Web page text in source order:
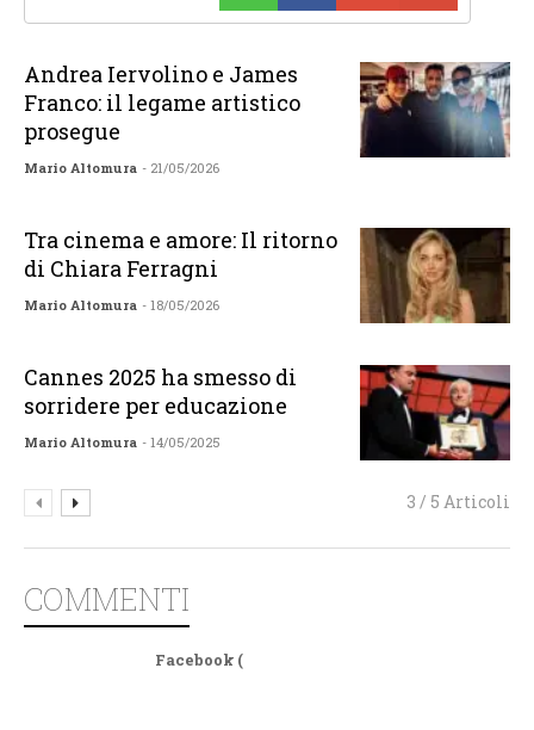
Andrea Iervolino e James
Franco: il legame artistico
prosegue
Mario Altomura - 21/05/2026
Tra cinema e amore: Il ritorno
di Chiara Ferragni
Mario Altomura - 18/05/2026
Cannes 2025 ha smesso di
sorridere per educazione
Mario Altomura - 14/05/2025
3 / 5 Articoli
COMMENTI
Facebook (